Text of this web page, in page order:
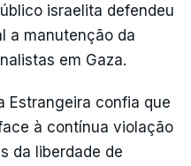
israelita defendeu
a manutenção da
em Gaza.
Estrangeira confia que
à contínua violação
da liberdade de